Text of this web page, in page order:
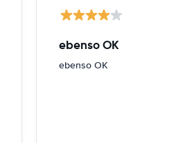
ebenso OK
ebenso OK